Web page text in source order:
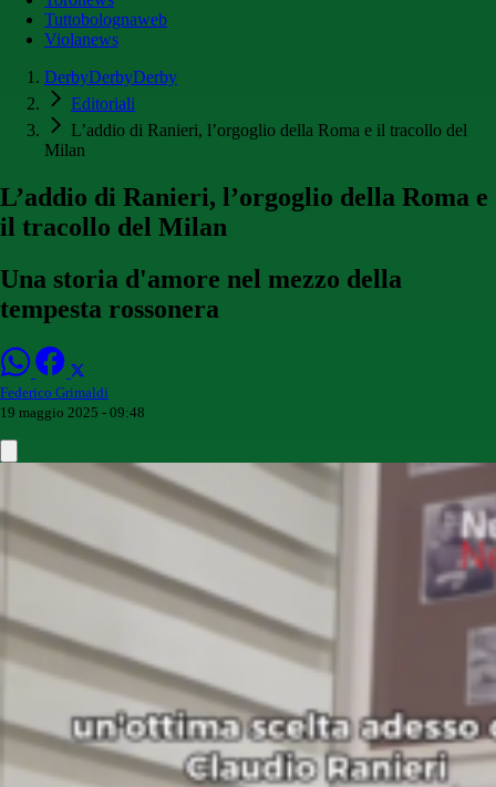
Tuttobolognaweb
Violanews
DerbyDerbyDerby
Editoriali
L’addio di Ranieri, l’orgoglio della Roma e il tracollo del
Milan
L’addio di Ranieri, l’orgoglio della Roma e
il tracollo del Milan
Una storia d'amore nel mezzo della
tempesta rossonera
Federico Grimaldi
19 maggio 2025 - 09:48